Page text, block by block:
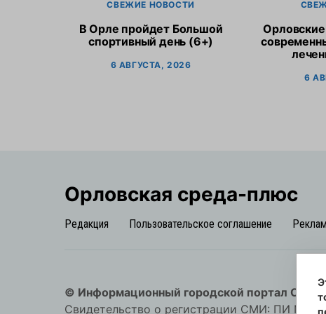
СВЕЖИЕ НОВОСТИ
В Орле пройдет Большой
спортивный день (6+)
6 АВГУСТА, 2026
6
Орловская cреда-плюс
Редакция Пользовательское соглашение
© Информационный городской портал
Свидетельство о регистрации СМИ: ПИ №57-